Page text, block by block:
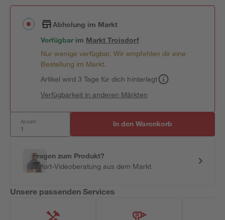
Abholung im Markt
Verfügbar im MarktTroisdorf
Nur wenige verfügbar. Wir empfehlen dir eine
Bestellung im Markt.
Artikel wird 3 Tage für dich hinterlegt
Verfügbarkeit in anderen Märkten
Anzahl: In den Warenkorb
Fragen zum Produkt?
Sofort-Videoberatung aus dem Markt
Unsere passenden Services